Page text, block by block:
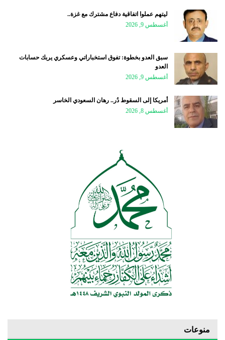
ليتهم عملوا اتفاقية دفاع مشترك مع غزة..
أغسطس 9, 2026
سبق العدو بخطوة: تفوق استخباراتي وعسكري يربك حسابات
العدو
أغسطس 9, 2026
أمريكا إلى السقوط دُر.. رهان السعودي الخاسر
أغسطس 8, 2026
منوعات